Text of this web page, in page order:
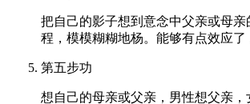
把自己的影子想到意念中父亲或母
程，模模糊糊地杨。能够有点效应了
第五步功
想自己的母亲或父亲，男性想父亲